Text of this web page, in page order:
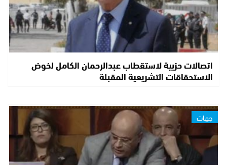
اتصالات حزبية لاستقطاب عبدالرحمان الكامل لخوض
الاستحقاقات التشريعية المقبلة
جهات